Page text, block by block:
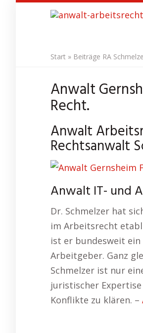
Start » Beiträge RA
Anwalt
Recht.
Anwalt
Rechtsanwalt
Anwalt IT- und
Dr. Schmelzer hat
im Arbeitsrecht
ist er bundesweit
Arbeitgeber. Ganz
Schmelzer ist nur
juristischer
Konflikte zu klären. –